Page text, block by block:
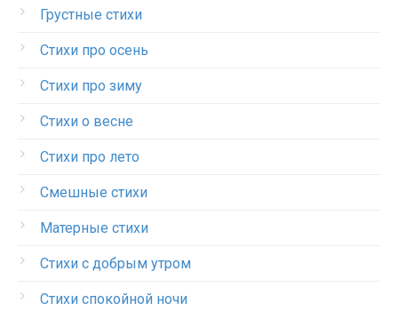
Грустные стихи
Стихи про осень
Стихи про зиму
Стихи о весне
Стихи про лето
Смешные стихи
Матерные стихи
Стихи с добрым утром
Стихи спокойной ночи